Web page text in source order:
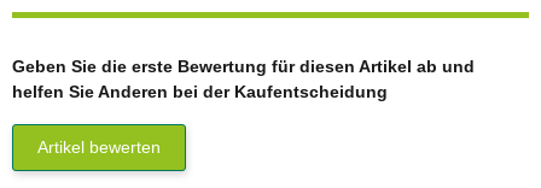
Geben Sie die erste Bewertung für diesen Artikel ab und
helfen Sie Anderen bei der Kaufentscheidung
Artikel bewerten